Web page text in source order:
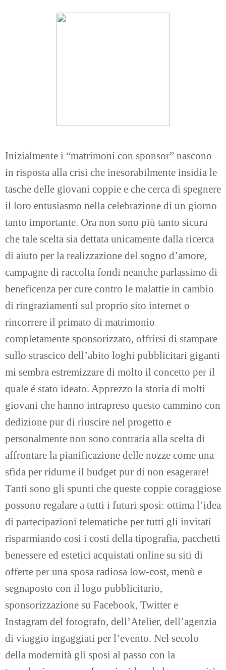
Inizialmente i “matrimoni con sponsor” nascono
in risposta alla crisi che inesorabilmente insidia le
tasche delle giovani coppie e che cerca di spegnere
il loro entusiasmo nella celebrazione di un giorno
tanto importante. Ora non sono più tanto sicura
che tale scelta sia dettata unicamente dalla ricerca
di aiuto per la realizzazione del sogno d’amore,
campagne di raccolta fondi neanche parlassimo di
beneficenza per cure contro le malattie in cambio
di ringraziamenti sul proprio sito internet o
rincorrere il primato di matrimonio
completamente sponsorizzato, offrirsi di stampare
sullo strascico dell’abito loghi pubblicitari giganti
mi sembra estremizzare di molto il concetto per il
quale é stato ideato. Apprezzo la storia di molti
giovani che hanno intrapreso questo cammino con
dedizione pur di riuscire nel progetto e
personalmente non sono contraria alla scelta di
affrontare la pianificazione delle nozze come una
sfida per ridurne il budget pur di non esagerare!
Tanti sono gli spunti che queste coppie coraggiose
possono regalare a tutti i futuri sposi: ottima l’idea
di partecipazioni telematiche per tutti gli invitati
risparmiando così i costi della tipografia, pacchetti
benessere ed estetici acquistati online su siti di
offerte per una sposa radiosa low-cost, menù e
segnaposto con il logo pubblicitario,
sponsorizzazione su Facebook, Twitter e
Instagram del fotografo, dell’Atelier, dell’agenzia
di viaggio ingaggiati per l’evento. Nel secolo
della modernità gli sposi al passo con la